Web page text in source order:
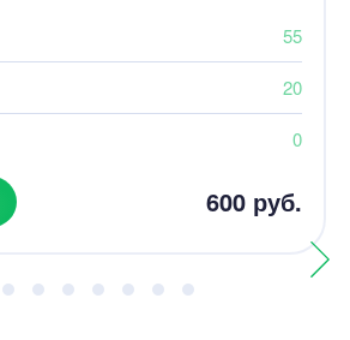
55
20
0
600 руб.